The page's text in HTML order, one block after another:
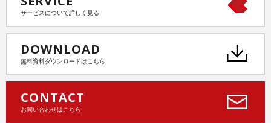
サービスについて詳しく見る
DOWNLOAD
無料資料ダウンロードはこちら
CONTACT
お問い合わせはこちら